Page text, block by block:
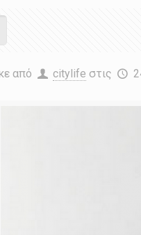
από citylife στις